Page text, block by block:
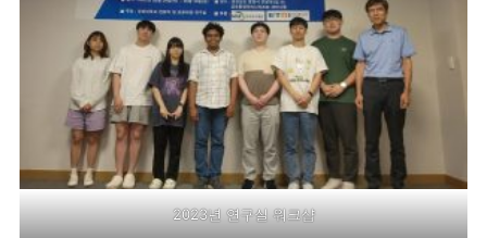
2023년 연구실 워크샵